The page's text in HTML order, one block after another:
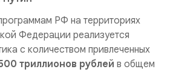
РФ на территориях
Федерации реализуется
с количеством привлеченных
триллионов рублей в общем